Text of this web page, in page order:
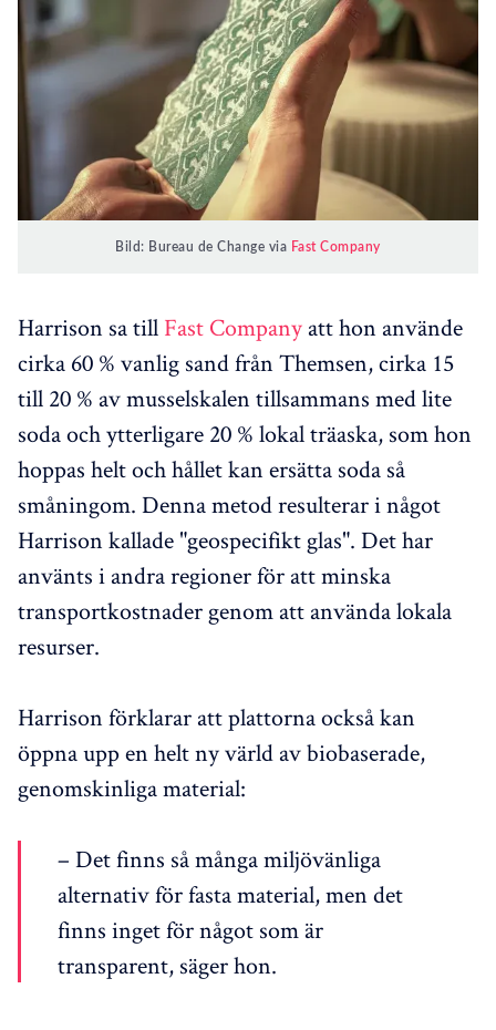
Bild: Bureau de Change via Fast Company
Harrison sa till Fast Company att hon använde
cirka 60 % vanlig sand från Themsen, cirka 15
till 20 % av musselskalen tillsammans med lite
soda och ytterligare 20 % lokal träaska, som hon
hoppas helt och hållet kan ersätta soda så
småningom. Denna metod resulterar i något
Harrison kallade "geospecifikt glas". Det har
använts i andra regioner för att minska
transportkostnader genom att använda lokala
resurser.
Harrison förklarar att plattorna också kan
öppna upp en helt ny värld av biobaserade,
genomskinliga material:
– Det finns så många miljövänliga
alternativ för fasta material, men det
finns inget för något som är
transparent, säger hon.